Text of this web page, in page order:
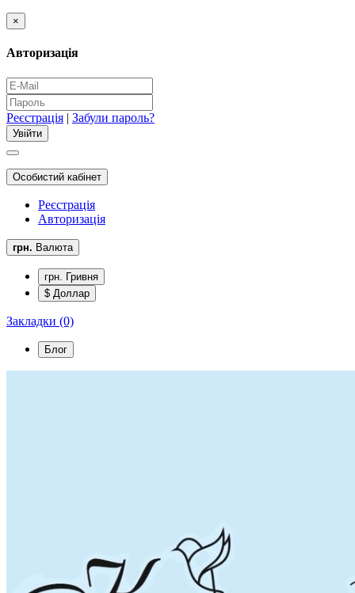
×
Авторизація
Реєстрація | Забули пароль?
Особистий кабінет
Реєстрація
Авторизація
грн. Валюта
грн. Гривня
$ Доллар
Закладки (0)
Блог